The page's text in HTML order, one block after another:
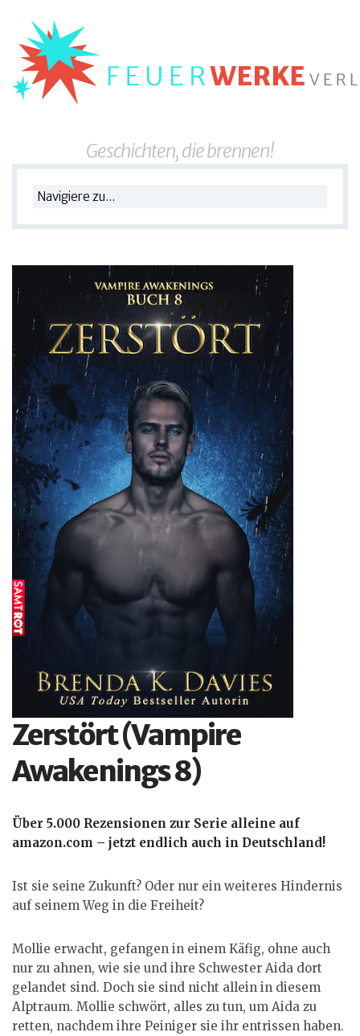
Geschichten, die brennen!
Zerstört (Vampire
Awakenings 8)
Über 5.000 Rezensionen zur Serie alleine auf
amazon.com – jetzt endlich auch in Deutschland!
Ist sie seine Zukunft? Oder nur ein weiteres Hindernis
auf seinem Weg in die Freiheit?
Mollie erwacht, gefangen in einem Käfig, ohne auch
nur zu ahnen, wie sie und ihre Schwester Aida dort
gelandet sind. Doch sie sind nicht allein in diesem
Alptraum. Mollie schwört, alles zu tun, um Aida zu
retten, nachdem ihre Peiniger sie ihr entrissen haben.